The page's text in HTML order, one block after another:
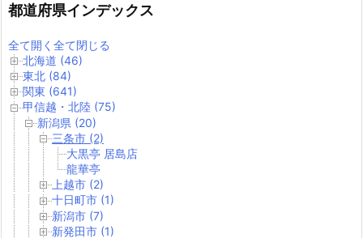
都道府県インデックス
全て開く 全て閉じる
北海道 (46)
東北 (84)
関東 (641)
甲信越・北陸 (75)
新潟県 (20)
三条市 (2)
大黒亭 居島店
龍華亭
上越市 (2)
十日町市 (1)
新潟市 (7)
新発田市 (1)